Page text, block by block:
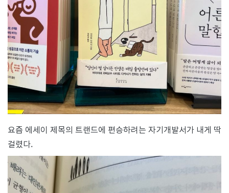
요즘 에세이 제목의 트랜드에 편승하려는 자기개발서가 내게 딱
걸렸다.